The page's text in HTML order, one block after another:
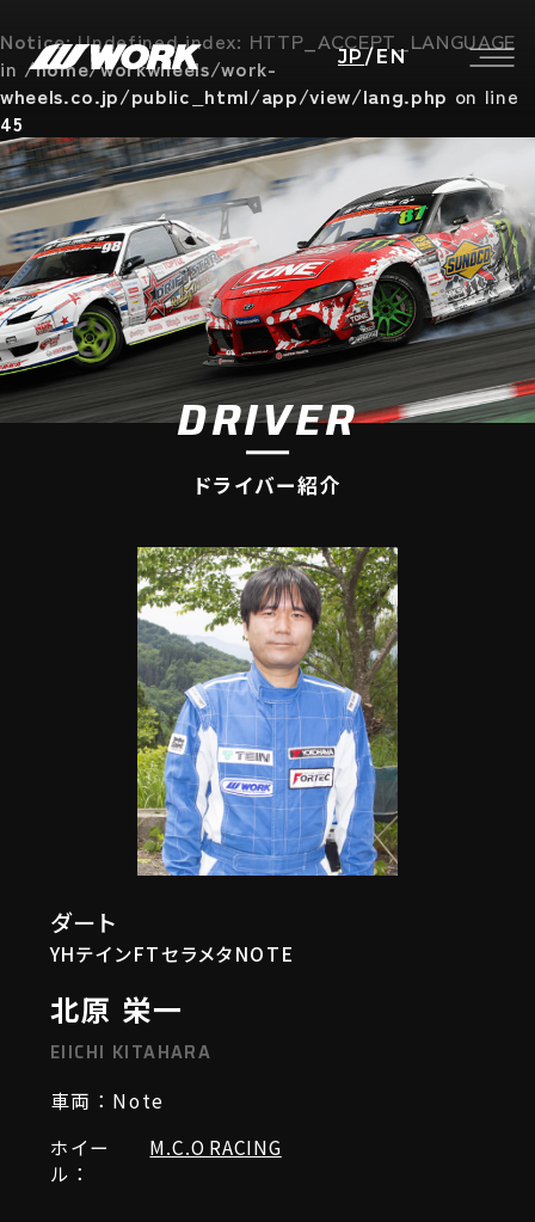
Notice: Undefined index: HTTP_ACCEPT_LANGUAGE
in /home/workwheels/work-
wheels.co.jp/public_html/app/view/lang.php on line
45
JP / EN
DRIVER
ドライバー紹介
ダート
YHテインFTセラメタNOTE
北原 栄一
EIICHI KITAHARA
車両：Note
ホイー
ル：
M.C.O RACING